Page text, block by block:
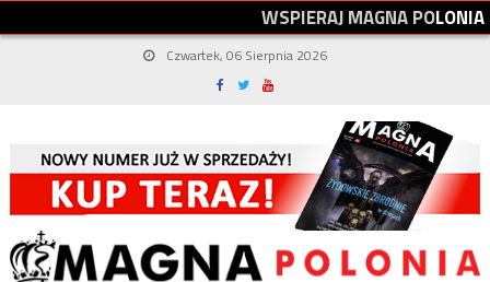
WSPIERAJMAGNAPOLONIA
Czwartek, 06 Sierpnia 2026